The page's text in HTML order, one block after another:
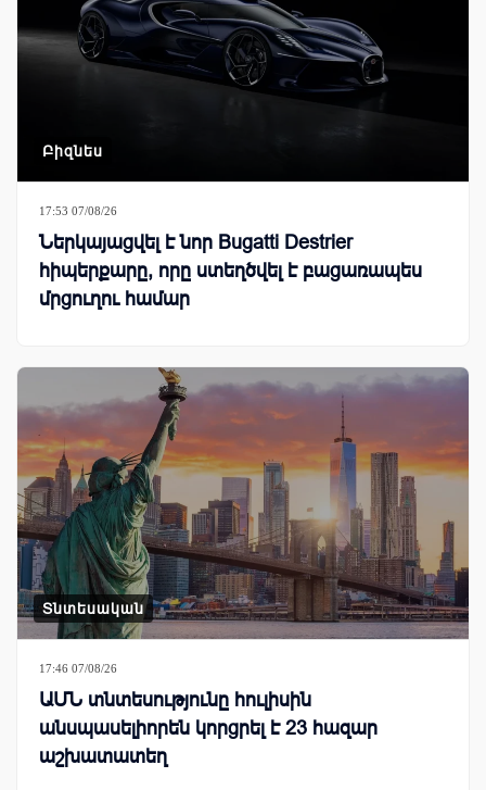
Բիզնես
17:53 07/08/26
Ներկայացվել է նոր Bugatti Destrier
հիպերքարը, որը ստեղծվել է բացառապես
մրցուղու համար
Տնտեսական
17:46 07/08/26
ԱՄՆ տնտեսությունը հուլիսին
անսպասելիորեն կորցրել է 23 հազար
աշխատատեղ